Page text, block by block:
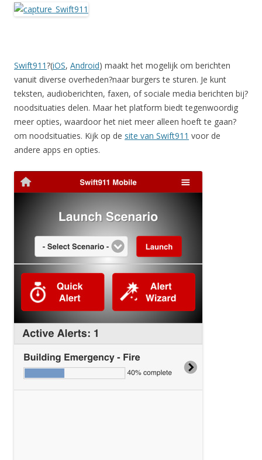
Swift911?(iOS, Android) maakt het mogelijk om berichten
vanuit diverse overheden?naar burgers te sturen. Je kunt
teksten, audioberichten, faxen, of sociale media berichten bij?
noodsituaties delen. Maar het platform biedt tegenwoordig
meer opties, waardoor het niet meer alleen hoeft te gaan?
om noodsituaties. Kijk op de site van Swift911 voor de
andere apps en opties.